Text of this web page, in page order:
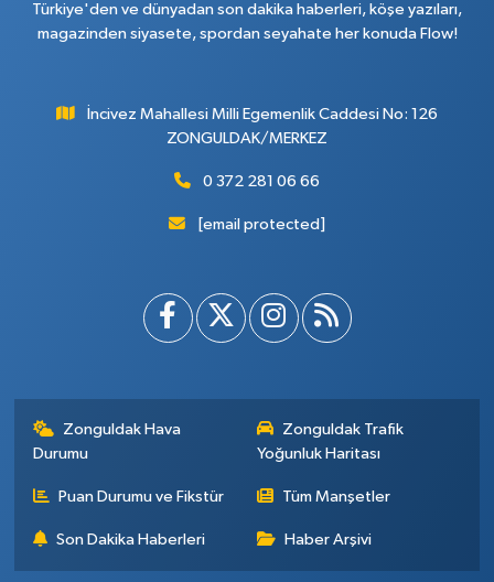
Türkiye'den ve dünyadan son dakika haberleri, köşe yazıları,
magazinden siyasete, spordan seyahate her konuda Flow!
İncivez Mahallesi Milli Egemenlik Caddesi No: 126
ZONGULDAK/MERKEZ
0 372 281 06 66
[email protected]
Zonguldak Hava
Durumu
Zonguldak Trafik
Yoğunluk Haritası
Puan Durumu ve Fikstür Tüm Manşetler
Son Dakika Haberleri Haber Arşivi